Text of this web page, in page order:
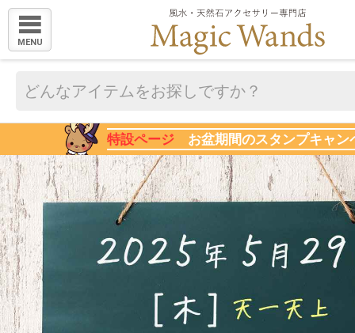
MENU
特設ページ お盆期間のスタンプキャン